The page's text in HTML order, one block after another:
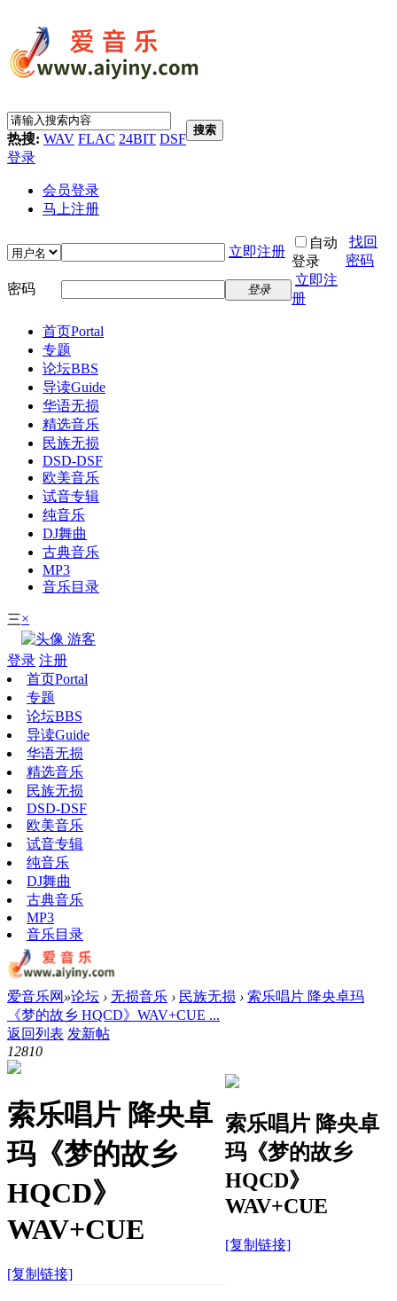
热搜: WAV FLAC 24BIT DSF
搜索
登录
会员登录
马上注册
立即注册
自动
登录
找回
密码
密码
登录
立即注
册
首页Portal
专题
论坛BBS
导读Guide
华语无损
精选音乐
民族无损
DSD-DSF
欧美音乐
试音专辑
纯音乐
DJ舞曲
古典音乐
MP3
音乐目录
三×
游客
登录 注册
首页Portal
专题
论坛BBS
导读Guide
华语无损
精选音乐
民族无损
DSD-DSF
欧美音乐
试音专辑
纯音乐
DJ舞曲
古典音乐
MP3
音乐目录
爱音乐网 »论坛 › 无损音乐 › 民族无损 › 索乐唱片 降央卓玛
《梦的故乡 HQCD》WAV+CUE ...
返回列表 发新帖
12810
索乐唱片 降央卓
玛《梦的故乡
HQCD》
WAV+CUE
[复制链接]
索乐唱片 降央卓
玛《梦的故乡
HQCD》
WAV+CUE
[复制链接]